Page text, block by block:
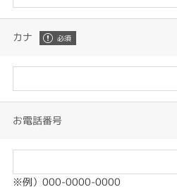
カナ
お電話番号
※例）000-0000-0000